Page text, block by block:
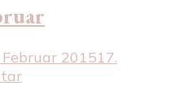
Februar 201517.
zu